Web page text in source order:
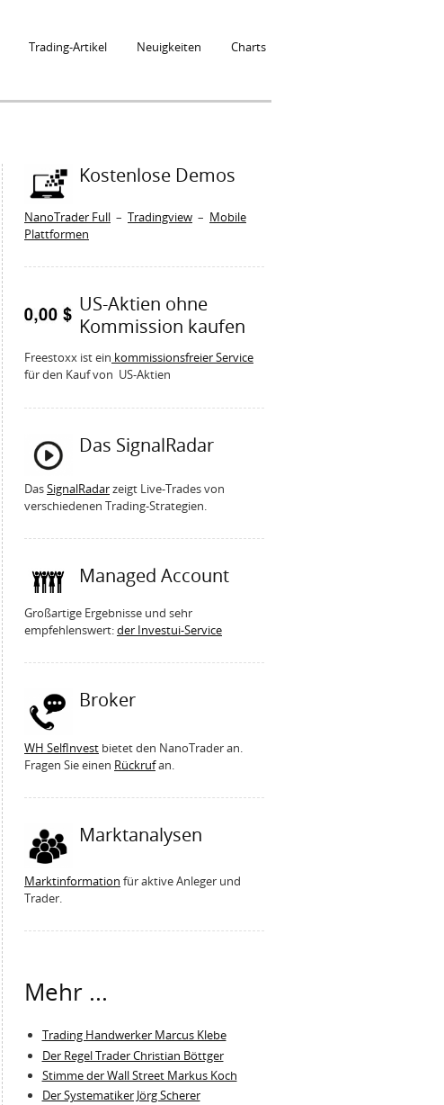
Trading-Artikel Neuigkeiten Charts
Kostenlose Demos
NanoTrader Full – Tradingview – Mobile
Plattformen
US-Aktien ohne
Kommission kaufen
Freestoxx ist ein kommissionsfreier Service
für den Kauf von US-Aktien
Das SignalRadar
DasSignalRadarzeigt Live-Trades von
verschiedenen Trading-Strategien.
Managed Account
Großartige Ergebnisse und sehr
empfehlenswert:der Investui-Service
Broker
WH SelfInvest bietet den NanoTrader an.
Fragen Sie einen Rückrufan.
Marktanalysen
Marktinformation für aktive Anleger und
Trader.
Mehr ...
Trading Handwerker Marcus Klebe
Der Regel Trader Christian Böttger
Stimme der Wall Street Markus Koch
Der Systematiker Jörg Scherer